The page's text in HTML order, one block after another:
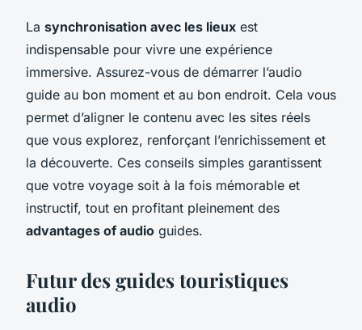
La synchronisation avec les lieux est
indispensable pour vivre une expérience
immersive. Assurez-vous de démarrer l’audio
guide au bon moment et au bon endroit. Cela vous
permet d’aligner le contenu avec les sites réels
que vous explorez, renforçant l’enrichissement et
la découverte. Ces conseils simples garantissent
que votre voyage soit à la fois mémorable et
instructif, tout en profitant pleinement des
advantages of audio guides.
Futur des guides touristiques
audio